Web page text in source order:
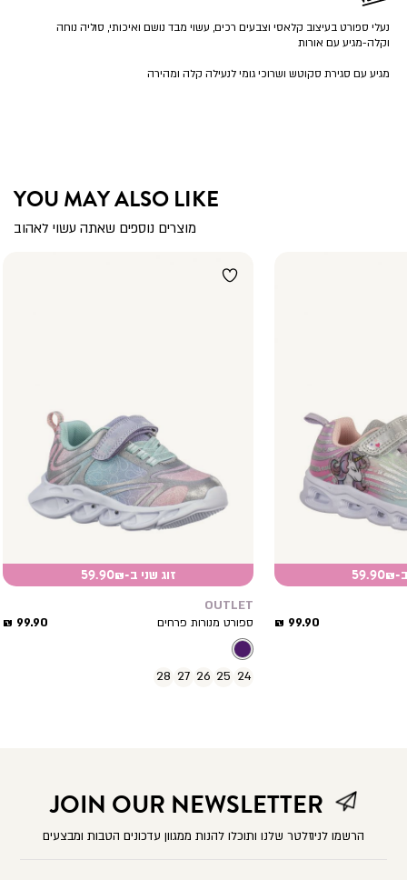
נעלי ספורט בעיצוב קלאסי וצבעים רכים, עשוי מבד נושם ואיכותי, סוליה נוחה
וקלה-מגיע עם אורות
מגיע עם סגירת סקוטש ושרוכי גומי לנעילה קלה ומהירה
YOU MAY ALSO LIKE
מוצרים נוספים שאתה עשוי לאהוב
מחיר
99.90 ₪
זוג שני ב-59.90₪
OUTLET
ספורט מנורות פרחים
מחיר
99.90 ₪
24
25
26
27
28
JOIN OUR NEWSLETTER
הרשמו לניוזלטר שלנו ותוכלו להנות ממגוון עדכונים הטבות ומבצעים